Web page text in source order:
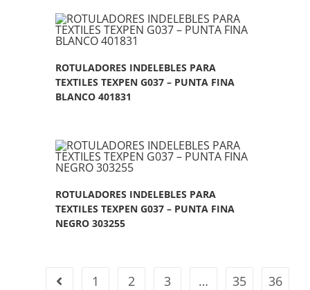
ROTULADORES INDELEBLES PARA
TEXTILES TEXPEN G037 – PUNTA FINA
BLANCO 401831
ROTULADORES INDELEBLES PARA
TEXTILES TEXPEN G037 – PUNTA FINA
NEGRO 303255
1 2 3 … 35
36